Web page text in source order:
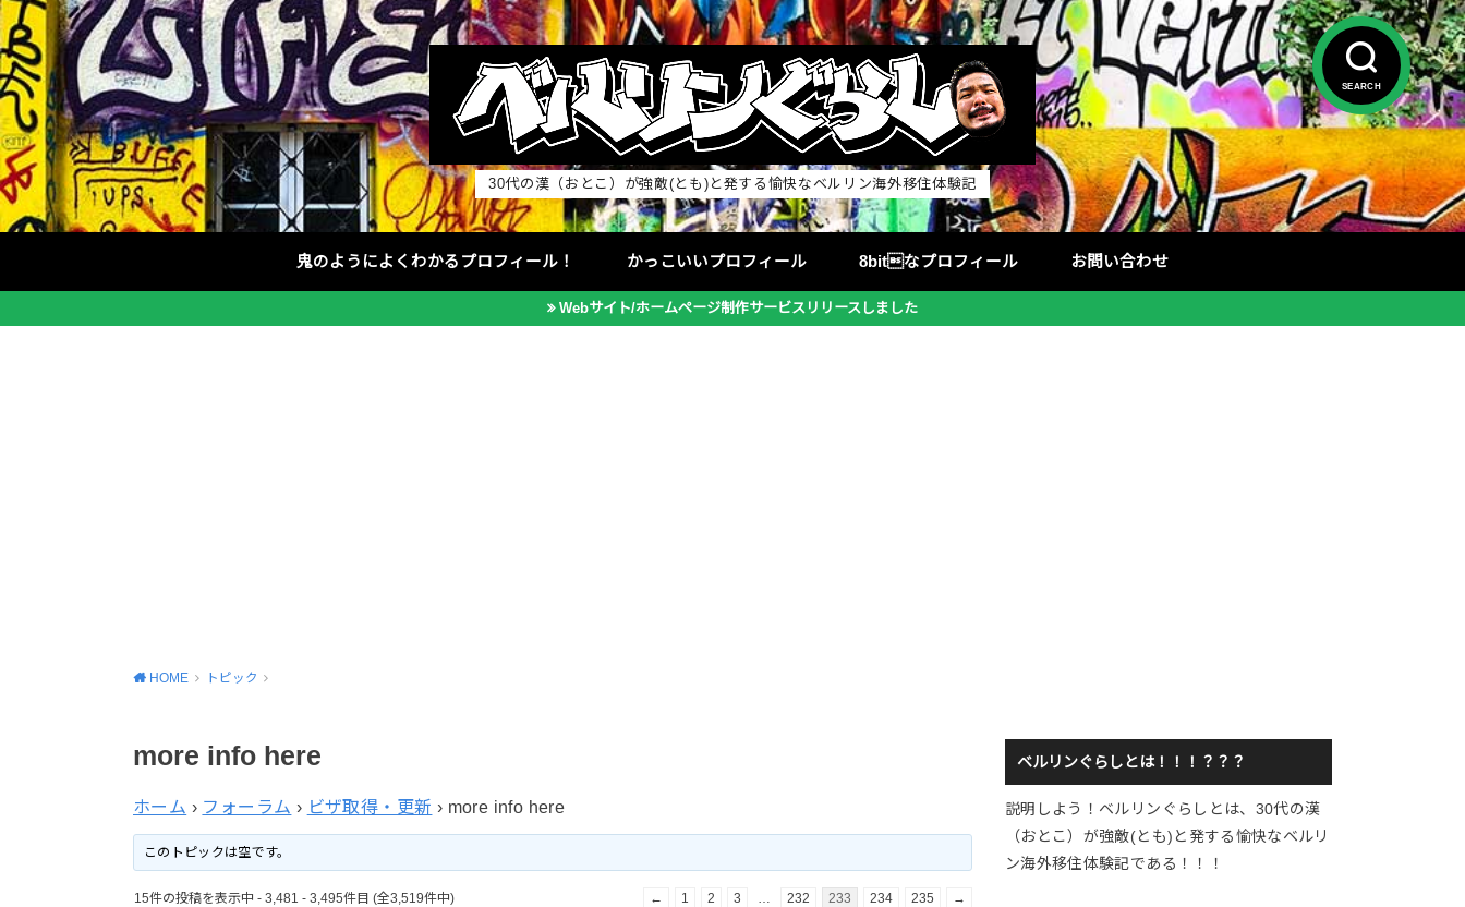
SEARCH
30代の漢（おとこ）が強敵(とも)と発する愉快なベルリン海外移住体験記
鬼のようによくわかるプロフィール！ かっこいいプロフィール 8bitなプロフィール お問い合わせ
Webサイト/ホームページ制作サービスリリースしました
HOME トピック
more info here
ホーム › フォーラム › ビザ取得・更新 › more info here
このトピックは空です。
15件の投稿を表示中 - 3,481 - 3,495件目 (全3,519件中) ← 1 2 3 … 232 233 234 235 →
ベルリンぐらしとは！！！？？？
説明しよう！ベルリンぐらしとは、30代の漢
（おとこ）が強敵(とも)と発する愉快なベルリ
ン海外移住体験記である！！！